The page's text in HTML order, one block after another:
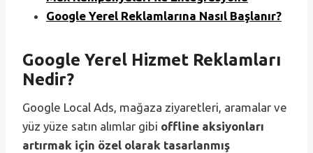
Google Yerel Reklamlarına Nasıl Başlanır?
Google Yerel Hizmet Reklamları
Nedir?
Google Local Ads, mağaza ziyaretleri, aramalar ve
yüz yüze satın alımlar gibi offline aksiyonları
artırmak için özel olarak tasarlanmış